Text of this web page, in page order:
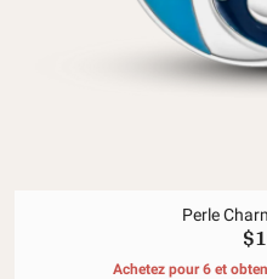
Perle
Achetez pour 6 et